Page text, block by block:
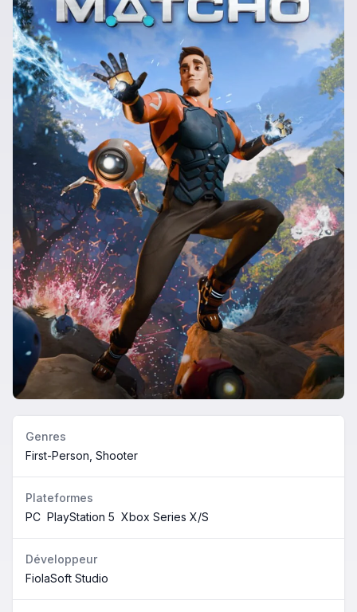
Genres
First-Person, Shooter
Plateformes
PC PlayStation 5 Xbox Series X/S
Développeur
FiolaSoft Studio